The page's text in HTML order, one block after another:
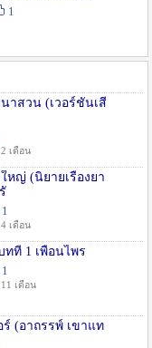
1
าสวน (เวอร์ชั่นเสี
2 เดือน
หญ่ (นิยายเรื่องยา
1
4 เดือน
ที่ 1 เพื่อนไพร
1
11 เดือน
ร์ (อาถรรพ์ เขาแท